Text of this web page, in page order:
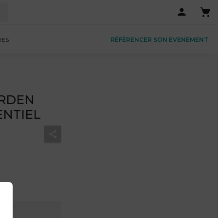
RÉFÉRENCER SON EVENEMENT